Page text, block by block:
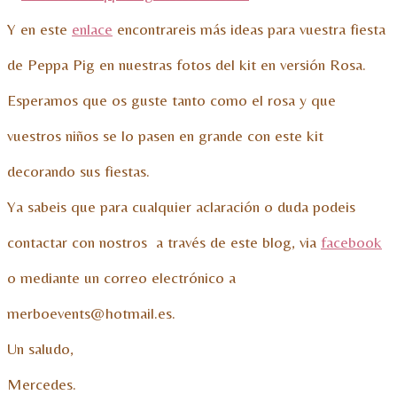
Y en este enlace encontrareis más ideas para vuestra fiesta
de Peppa Pig en nuestras fotos del kit en versión Rosa.
Esperamos que os guste tanto como el rosa y que
vuestros niños se lo pasen en grande con este kit
decorando sus fiestas.
Ya sabeis que para cualquier aclaración o duda podeis
contactar con nostros a través de este blog, via facebook
o mediante un correo electrónico a
merboevents@hotmail.es.
Un saludo,
Mercedes.